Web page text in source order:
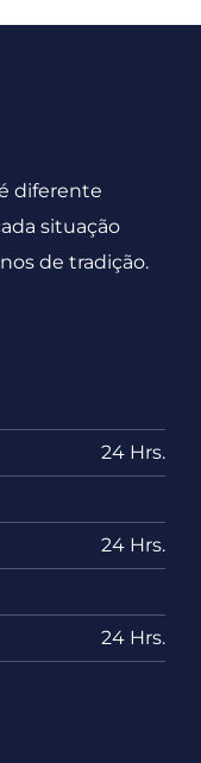
diferente
situação
de tradição.
24 Hrs.
24 Hrs.
24 Hrs.